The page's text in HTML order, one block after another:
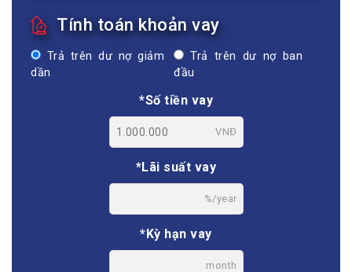
Tính toán khoản vay
Trả trên dư nợ giảm
dần
Trả trên dư nợ ban
đầu
*Số tiền vay
VNĐ
*Lãi suất vay
%/year
*Kỳ hạn vay
month